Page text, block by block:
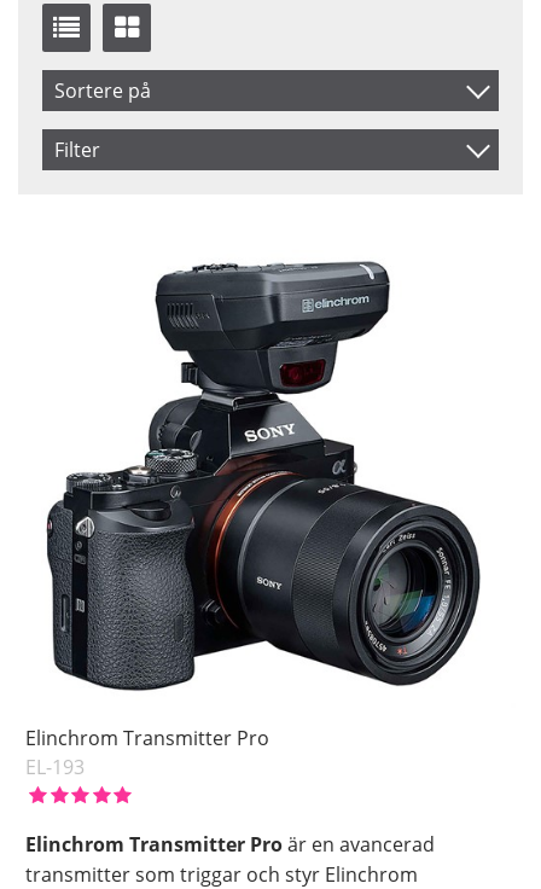
Sortere på
Navn
Filter
Elinchrom Transmitter Pro
EL-193
Elinchrom Transmitter Proär en avancerad
transmitter som triggar och styr Elinchrom